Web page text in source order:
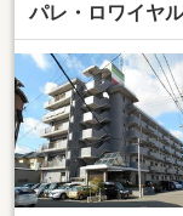
パレ・ロワイヤ